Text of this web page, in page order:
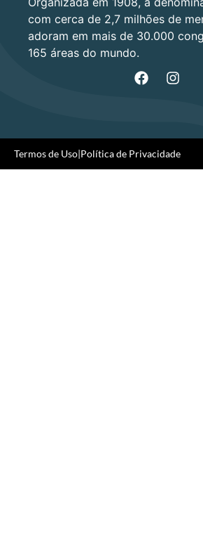
com cerca de 2,7 milhões de
adoram em mais de 30.000
165 áreas do mundo.
Termos de Uso|Política de Privacidade